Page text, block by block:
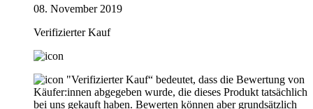
08. November 2019
Verifizierter Kauf
"Verifizierter Kauf“ bedeutet, dass die Bewertung von
Käufer:innen abgegeben wurde, die dieses Produkt tatsächlich
bei uns gekauft haben. Bewerten können aber grundsätzlich